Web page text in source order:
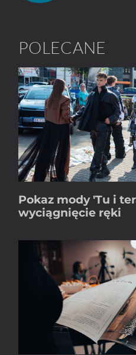
POLECANE
Pokaz mody 'Tu i
wyciągnięcie ręki